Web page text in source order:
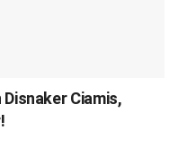
Ciamis,